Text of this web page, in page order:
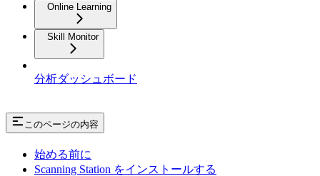
Online Learning
Skill Monitor
分析ダッシュボード
このページの内容
始める前に
Scanning Station をインストールする